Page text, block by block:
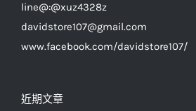
line@:@xuz4328z
davidstore107@gmail.com
www.facebook.com/davidstore107/
近期文章